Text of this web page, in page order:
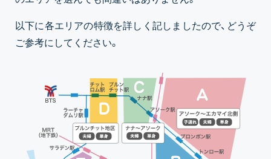
以下に各エリアの特徴を詳しく記しましたので、どうぞ
ご参考にしてください。